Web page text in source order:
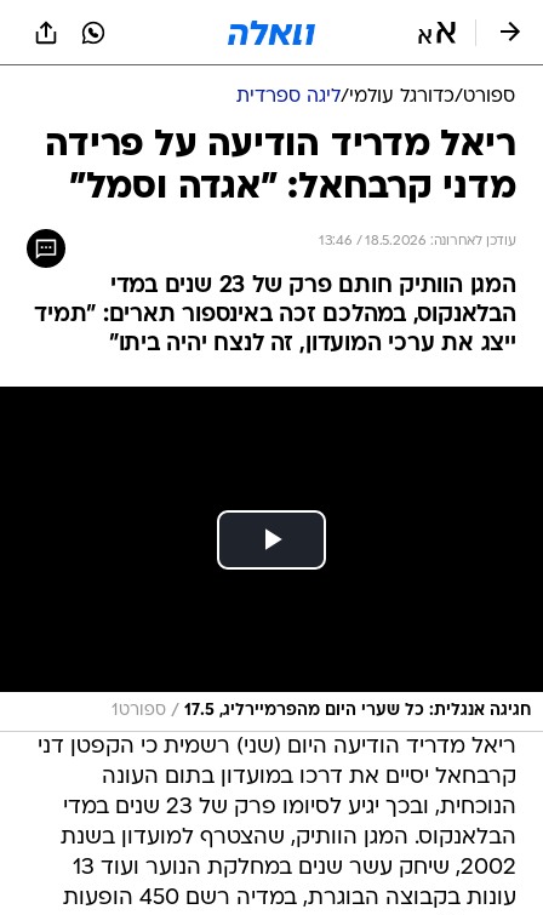
ספורט/כדורגל עולמי/ליגה ספרדית
ריאל מדריד הודיעה על פרידה
מדני קרבחאל: "אגדה וסמל"
עודכן לאחרונה: 18.5.2026 / 13:46
המגן הוותיק חותם פרק של 23 שנים במדי
הבלאנקוס, במהלכם זכה באינספור תארים: "תמיד
ייצג את ערכי המועדון, זה לנצח יהיה ביתו"
חגיגה אנגלית: כל שערי היום מהפרמיירליג, 17.5 / ספורט1
ריאל מדריד הודיעה היום (שני) רשמית כי הקפטן דני
קרבחאל יסיים את דרכו במועדון בתום העונה
הנוכחית, ובכך יגיע לסיומו פרק של 23 שנים במדי
הבלאנקוס. המגן הוותיק, שהצטרף למועדון בשנת
2002, שיחק עשר שנים במחלקת הנוער ועוד 13
עונות בקבוצה הבוגרת, במדיה רשם 450 הופעות